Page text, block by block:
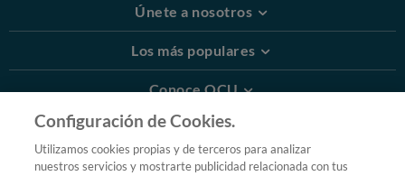
Únete a nosotros
Los más populares
Conoce OCU
Más Información
© 2026 OCU
Configuración de Cookies.
Utilizamos cookies propias y de terceros para analizar
nuestros servicios y mostrarte publicidad relacionada con tus